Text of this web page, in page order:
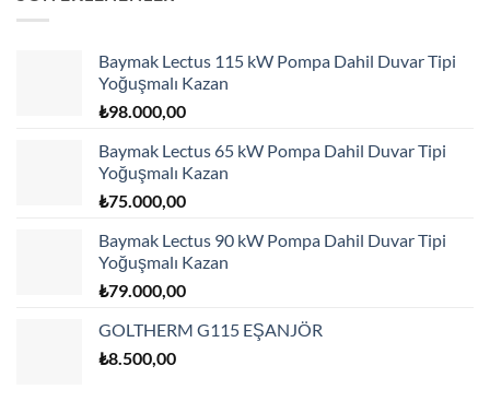
Baymak Lectus 115 kW Pompa Dahil Duvar Tipi
Yoğuşmalı Kazan
₺98.000,00
Baymak Lectus 65 kW Pompa Dahil Duvar Tipi
Yoğuşmalı Kazan
₺75.000,00
Baymak Lectus 90 kW Pompa Dahil Duvar Tipi
Yoğuşmalı Kazan
₺79.000,00
GOLTHERM G115 EŞANJÖR
₺8.500,00